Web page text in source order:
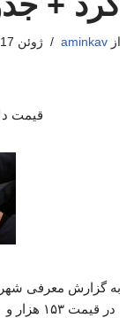
از aminkav ژوئن 17, 2026
قیمت
به گزارش معرفی